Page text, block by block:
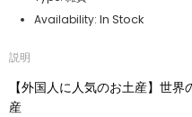
Availability: In Stock
説明
【外国人に人気のお土産】世
産